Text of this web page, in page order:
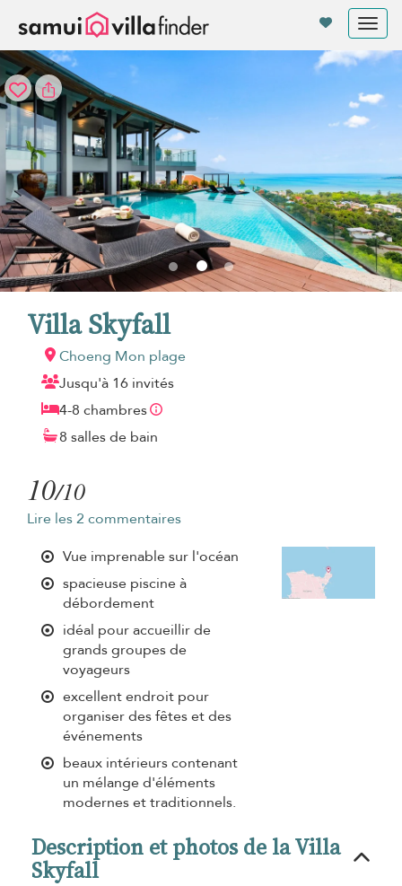
Villa Skyfall
Choeng Mon plage
Jusqu'à 16 invités
4-8 chambres
8 salles de bain
10/10
Lire les 2 commentaires
Vue imprenable sur l'océan
spacieuse piscine à
débordement
idéal pour accueillir de
grands groupes de
voyageurs
excellent endroit pour
organiser des fêtes et des
événements
beaux intérieurs contenant
un mélange d'éléments
modernes et traditionnels.
Description et photos de la Villa
Skyfall
Vos paramètres de cookies